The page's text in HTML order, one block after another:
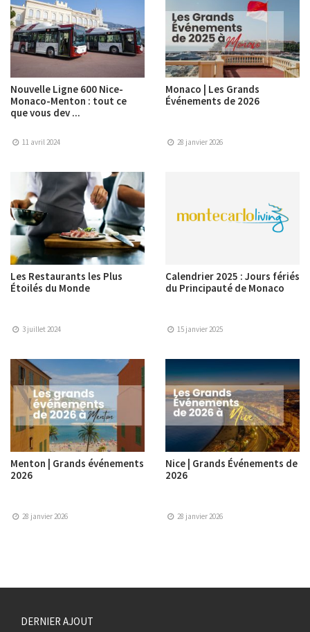
Nouvelle Ligne 600 Nice-
Monaco-Menton : tout ce
que vous dev ...
11 avril 2024
Monaco | Les Grands
Événements de 2026
28 janvier 2026
Les Restaurants les Plus
Étoilés du Monde
3 juillet 2024
Calendrier 2025 : Jours fériés
du Principauté de Monaco
15 janvier 2025
Menton | Grands événements
2026
28 janvier 2026
Nice | Grands Événements de
2026
28 janvier 2026
DERNIER AJOUT